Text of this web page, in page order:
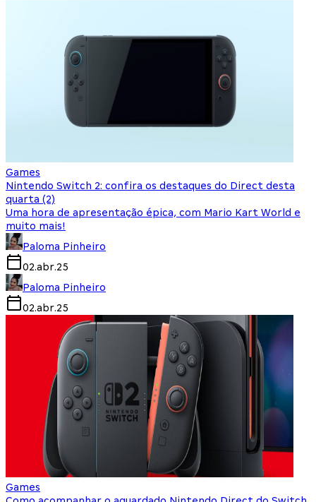
Games
Nintendo Switch 2: confira os destaques do Direct desta
quarta (2)
Uma hora de apresentação épica, com Mario Kart World e
muito mais!
Paloma Pinheiro
02.abr.25
Paloma Pinheiro
02.abr.25
Games